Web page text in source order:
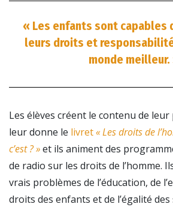
« Les enfants sont capables
leurs droits et
monde meilleur.
Les élèves créent le contenu de
leur donne le livret« Les droits de
c’est ? »et ils animent des
de radio sur les droits de l’homme.
vrais problèmes de l’éducation, de
droits des enfants et de l’égalité des